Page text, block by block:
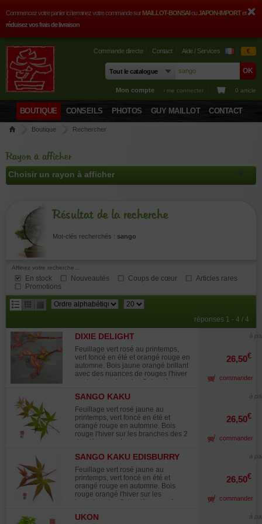
Commencez votre panier ici terminez votre commande surMAILLOT-BONSAIouJAPON-IMPORTet
réduisez vos frais de livraison
Commande directe Contact Aide / Services €
Mon compte › me connecter 0 article
BOUTIQUE CONSEILS PHOTOS GUY MAILLOT CONTACT
Boutique Rechercher
Rayon à afficher
Résultat de la recherche
Mot-clés recherchés : sango
Affinez votre recherche...
En stock Nouveautés Coups de cœur
Articles rares
Promotions
page
réponses 1 - 4 / 4
DIXIE DELIGHT
Feuillage vert rosé au printemps,
vert foncé en été et orangé rouge en
automne. Bois jaune orangé brillant
avec des nuances de rouges l'hiver
sur les branches des 2 dernières
variété porte un bois en hiver d'une
teinte plus lumineuse que la variété
sango kaki . L'incidence du froid sur
cette variété est spectaculaire avec
le début de l'hiver le bois se teinte
de rouge mais quand les
bois devient jaune. Une variété
qui mettra de la couleur dans vos
massifs en hiver.
26,50€
à
commander
SANGO KAKU
Feuillage vert rosé jaune au
printemps, vert foncé en été et
orangé rouge en automne. Bois
rouge l'hiver sur les branches des 2
dernières années.
26,50€
à
commander
SANGO KAKU EDISBURRY
Feuillage vert rosé jaune au
printemps, vert foncé en été et
orangé rouge en automne. Bois
rouge orangé l'hiver sur les
branches des 2 dernières années et
cultivar edisburry porte un bois en
26,50€
à
commander
UKON à